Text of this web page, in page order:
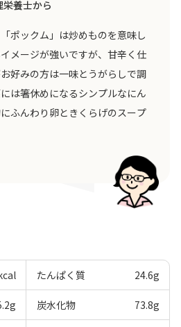
栄養士から
ポックム」は炒めものを意味し
メージが強いですが、甘辛く仕
好みの方は一味とうがらしで調
は箸休めになるシンプルなにん
ふんわり卵ときくらげのスープ
たんぱく質 24.6g
g 炭水化物 73.8g